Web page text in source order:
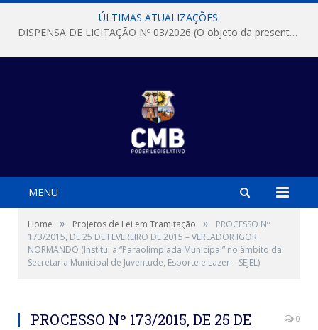
ÚLTIMAS ATUALIZAÇÕES:
DISPENSA DE LICITAÇÃO Nº 03/2026 (O objeto da presente dispensa é a escolha da proposta mais vantajosa para a aquisição, de aparelhos de ar condicionado, tipo Split, com material de instalação e fogão industrial, conforme condições, quantidades e exigências estabelecidas no termo de referencia e neste aviso de contratação direta e seus anexos)
MENU
Home » Projetos de Lei em Tramitação »
PROCESSO Nº
173/2015, DE 25 DE FEVEREIRO DE 2015 – VEREADOR IGOR
NORMANDO (Institui a “Paraolimpíada Municipal” no âmbito da
Secretaria Municipal de Juventude, Esporte e Lazer – SEJEL)
PROCESSO Nº 173/2015, DE 25 DE
0